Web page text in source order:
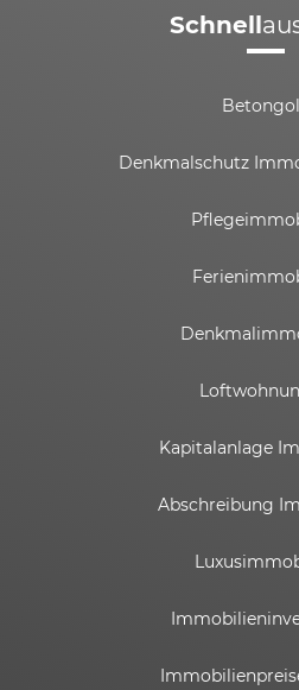
Schnell
Denkmalschutz
Kapitalanlage
Abschreibung